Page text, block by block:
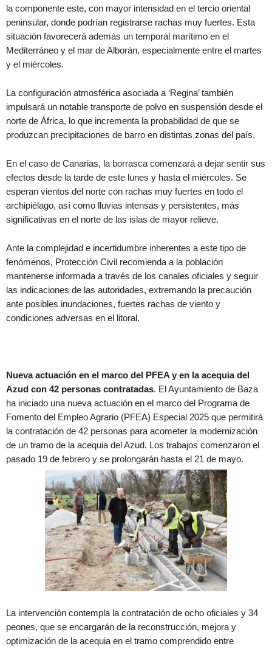
la componente este, con mayor intensidad en el tercio oriental
peninsular, donde podrían registrarse rachas muy fuertes. Esta
situación favorecerá además un temporal marítimo en el
Mediterráneo y el mar de Alborán, especialmente entre el martes
y el miércoles.
La configuración atmosférica asociada a ‘Regina’ también
impulsará un notable transporte de polvo en suspensión desde el
norte de África, lo que incrementa la probabilidad de que se
produzcan precipitaciones de barro en distintas zonas del país.
En el caso de Canarias, la borrasca comenzará a dejar sentir sus
efectos desde la tarde de este lunes y hasta el miércoles. Se
esperan vientos del norte con rachas muy fuertes en todo el
archipiélago, así como lluvias intensas y persistentes, más
significativas en el norte de las islas de mayor relieve.
Ante la complejidad e incertidumbre inherentes a este tipo de
fenómenos, Protección Civil recomienda a la población
mantenerse informada a través de los canales oficiales y seguir
las indicaciones de las autoridades, extremando la precaución
ante posibles inundaciones, fuertes rachas de viento y
condiciones adversas en el litoral.
Nueva actuación en el marco del PFEA y en la acequia del
Azud con 42 personas contratadas. El Ayuntamiento de Baza
ha iniciado una nueva actuación en el marco del Programa de
Fomento del Empleo Agrario (PFEA) Especial 2025 que permitirá
la contratación de 42 personas para acometer la modernización
de un tramo de la acequia del Azud. Los trabajos comenzaron el
pasado 19 de febrero y se prolongarán hasta el 21 de mayo.
La intervención contempla la contratación de ocho oficiales y 34
peones, que se encargarán de la reconstrucción, mejora y
optimización de la acequia en el tramo comprendido entre